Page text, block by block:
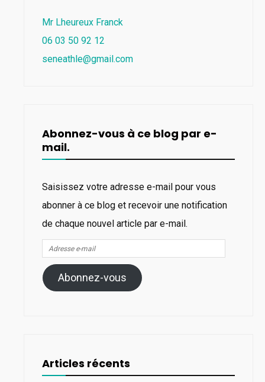
Mr Lheureux Franck
06 03 50 92 12
seneathle@gmail.com
Abonnez-vous à ce blog par e-
mail.
Saisissez votre adresse e-mail pour vous
abonner à ce blog et recevoir une notification
de chaque nouvel article par e-mail.
Adresse
e-
mail
Abonnez-vous
Articles récents